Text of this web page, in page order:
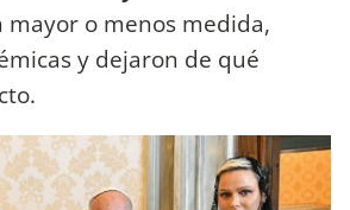
mayor o menos medida,
y dejaron de qué